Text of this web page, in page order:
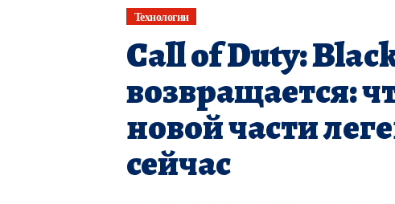
Технологии
Call of Duty:
возвращается:
новой части
сейчас